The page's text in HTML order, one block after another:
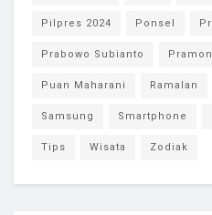
Pilpres 2024 Ponsel
Prabowo Subianto
Puan Maharani Ramalan
Samsung Smartphone
Tips Wisata Zodiak